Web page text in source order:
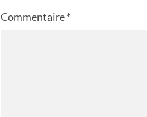
Commentaire*